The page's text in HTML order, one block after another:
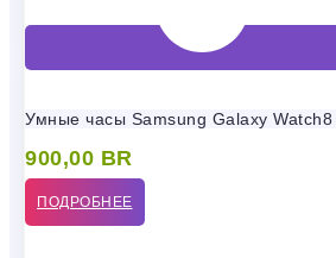
Умные часы Samsung Galaxy
900,00 BR
ПОДРОБНЕЕ